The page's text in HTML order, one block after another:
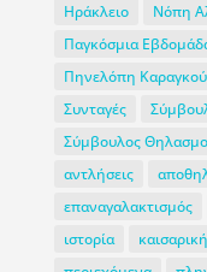
Ηράκλειο
Νόπη
Παγκόσμια
Πηνελόπη
Συνταγές
Σύμβουλος
αντλήσεις
επαναγαλακτισμός
ιστορία
καισαρική